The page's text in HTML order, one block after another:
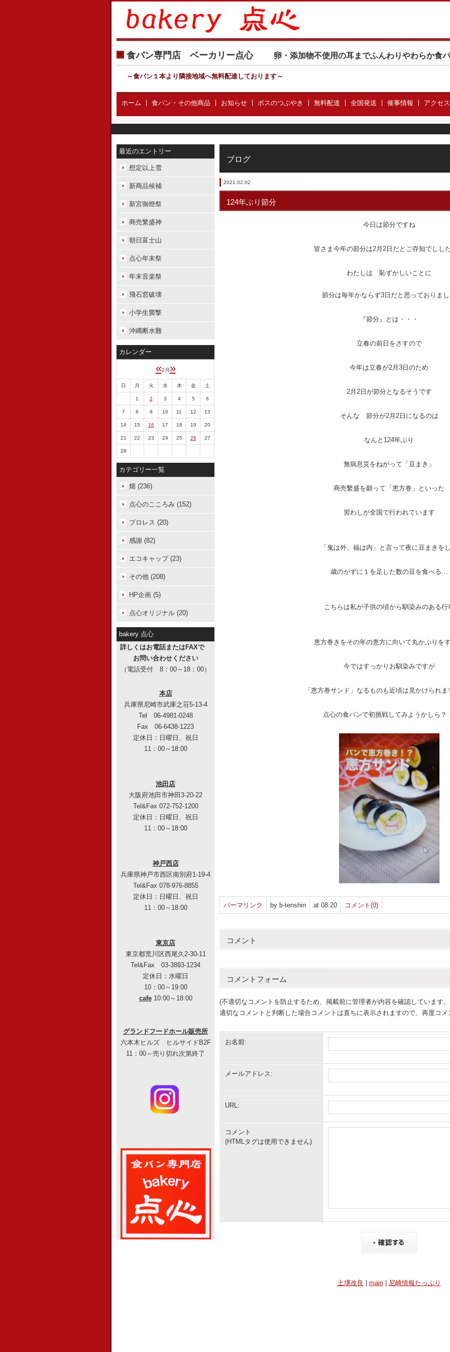
食パン専門店 ベーカリー点心 卵・添加物不使用の耳までふんわりやわらか食
～食パン１本より隣接地域へ無料配達しております～
ホーム 食パン・その他商品 お知らせ ボスのつぶやき 無料配達 全国発送 催事情報 アクセス
ブログ
2021.02.02
124年ぶり節分
今日は節分ですね
皆さま今年の節分は2月2日だとご存知でしし
わたしは 恥ずかしいことに
節分は毎年かならず3日だと思っておりま
『節分』とは・・・
立春の前日をさすので
今年は立春が2月3日のため
2月2日が節分となるそうです
そんな 節分が2月2日になるのは
なんと124年ぶり
無病息災をねがって「豆まき」
商売繫盛を願って「恵方巻」といった
習わしが全国で行われています
「鬼は外、福は内」と言って夜に豆まきを
歳のがずに１を足した数の豆を食べる…
こちらは私が子供の頃から馴染みのある行
恵方巻きをその年の恵方に向いて丸かぶりを
今ではすっかりお馴染みですが
「恵方巻サンド」なるものも近頃は見かけられま
点心の食パンで初挑戦してみようかしら？
パーマリンク by b-tenshin at 08:20 コメント(0)
コメント
コメントフォーム
(不適切なコメントを防止するため、掲載前に管理者が内容を確認しています。
適切なコメントと判断した場合コメントは直ちに表示されますので、再度コ
お名前:
メールアドレス:
URL:
コメント
(HTMLタグは使用できません)
土壌改良 main| 尼崎情報たっぷり
最近のエントリー
想定以上雪
新商品候補
新宮御燈祭
商売繁盛神
朝日富士山
点心年末祭
年末音楽祭
飛石窓破壊
小学生襲撃
沖縄断水難
カレンダー
«2月 »
日 月 火 水 木 金 土
1 2 3 4 5 6
7 8 9 10 11 12 13
14 15 16 17 18 19 20
21 22 23 24 25 26 27
28
カテゴリー一覧
畑 (236)
点心のこころみ (152)
プロレス (20)
感謝 (82)
エコキャップ (23)
その他 (208)
HP企画 (5)
点心オリジナル (20)
bakery 点心
詳しくはお電話またはFAXで
お問い合わせください
（電話受付 8：00～18：00）
本店
兵庫県尼崎市武庫之荘5-13-4
Tel 06-4981-0248
Fax 06-6438-1223
定休日：日曜日、祝日
11：00～18:00
池田店
大阪府池田市神田3-20-22
Tel&Fax 072-752-1200
定休日：日曜日、祝日
11：00～18:00
神戸西店
兵庫県神戸市西区南別府1-19-4
Tel&Fax 078-976-8855
定休日：日曜日、祝日
11：00～18:00
東京店
東京都荒川区西尾久2-30-11
Tel&Fax 03-3893-1234
定休日：水曜日
10：00～19:00
cafe10:00～18:00
グランドフードホール販売所
六本木ヒルズ ヒルサイドB2F
11：00～売り切れ次第終了